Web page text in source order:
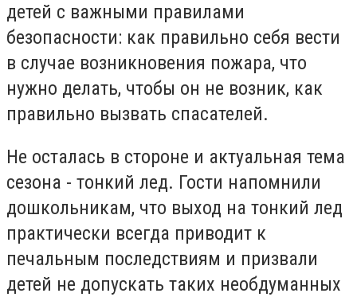
детей с важными правилами
безопасности: как правильно себя вести
в случае возникновения пожара, что
нужно делать, чтобы он не возник, как
правильно вызвать спасателей.
Не осталась в стороне и актуальная тема
сезона - тонкий лед. Гости напомнили
дошкольникам, что выход на тонкий лед
практически всегда приводит к
печальным последствиям и призвали
детей не допускать таких необдуманных